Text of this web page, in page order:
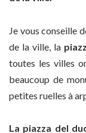
Je vous conseille
de la ville, la
toutes les villes
beaucoup de
petites ruelles à
La piazza del